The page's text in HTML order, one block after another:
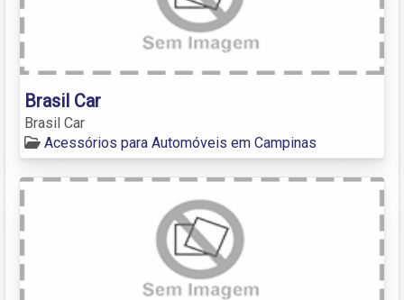
Brasil Car
Brasil Car
Acessórios para Automóveis em Campinas